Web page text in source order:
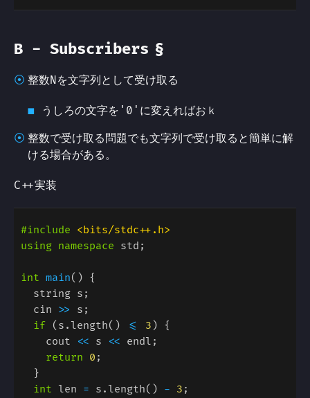
B - Subscribers §
整数Nを文字列として受け取る
うしろの文字を'0'に変えればおｋ
整数で受け取る問題でも文字列で受け取ると簡単に解
ける場合がある。
C++実装
#include
using namespace
int main
  cin
>>
if
(s.length() <= 3
    cout
<< s <<
return 0
int len = s.length() - 3